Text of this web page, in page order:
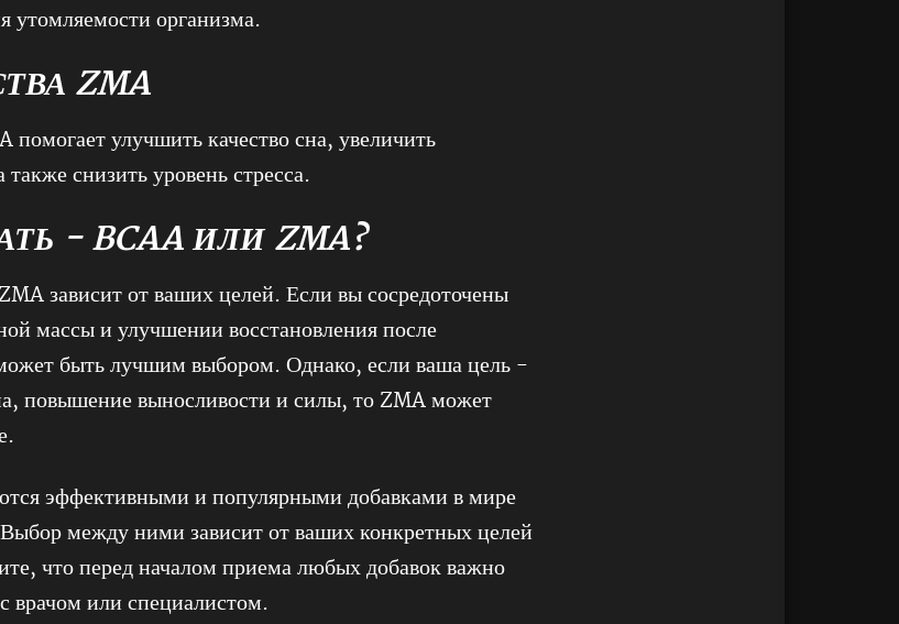
утомляемости организма.
ZMA
помогает улучшить качество сна, увеличить
снизить уровень стресса.
- BCAA ИЛИ ZMA?
зависит от ваших целей. Если вы сосредоточены
массы и улучшении восстановления после
быть лучшим выбором. Однако, если ваша цель -
повышение выносливости и силы, то ZMA может
эффективными и популярными добавками в мире
между ними зависит от ваших конкретных целей
что перед началом приема любых добавок важно
врачом или специалистом.